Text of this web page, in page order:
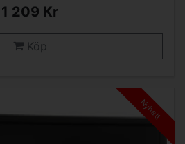
1 209 Kr
Köp
Nyhet!